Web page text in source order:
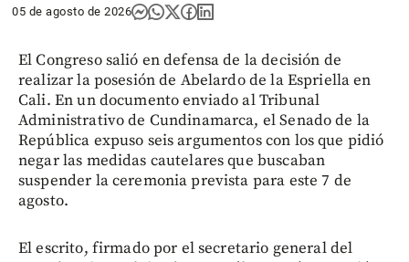
05 de agosto de 2026
El Congreso salió en defensa de la decisión de
realizar la posesión de Abelardo de la Espriella en
Cali. En un documento enviado al Tribunal
Administrativo de Cundinamarca, el Senado de la
República expuso seis argumentos con los que pidió
negar las medidas cautelares que buscaban
suspender la ceremonia prevista para este 7 de
agosto.
El escrito, firmado por el secretario general del